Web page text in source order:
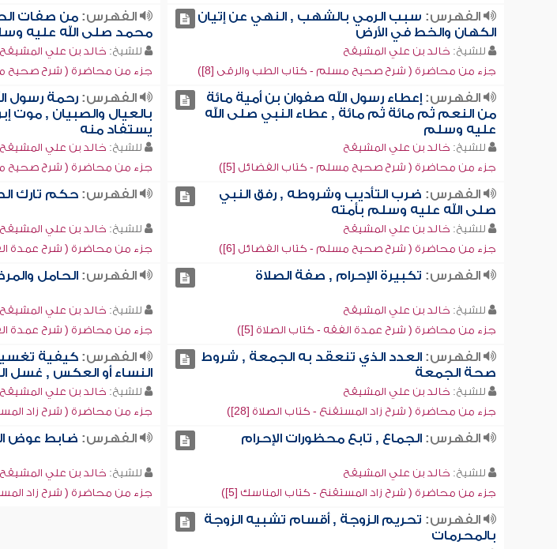
الفهرس: سبب الرمي بالشهب , النهي عن إتيان
الكهان والخط في الأرض
للشيخ: خالد بن علي المشيقح
جزء من محاضرة ( شرح صحيح مسلم - كتاب الطب والرقى [8])
الفهرس: من صفات
محمد صلى الله عليه
للشيخ: خالد بن علي المشيقح
جزء من محاضرة ( شرح صحيح
الفهرس:إعطاء رسول الله صفوان بن أمية مائة
من النعم ثم مائة ثم مائة , عطاء النبي صلى الله
عليه وسلم
للشيخ: خالد بن علي المشيقح
جزء من محاضرة ( شرح صحيح مسلم - كتاب الفضائل [5])
الفهرس: رحمة رسول
بالعيال والصبيان , موت
يستفاد منه
للشيخ: خالد بن علي المشيقح
جزء من محاضرة ( شرح صحيح
الفهرس: ضرب التأديب وشروطه , رفق النبي
صلى الله عليه وسلم بأمته
للشيخ: خالد بن علي المشيقح
جزء من محاضرة ( شرح صحيح مسلم - كتاب الفضائل [6])
الفهرس: حكم تارك
للشيخ: خالد بن علي المشيقح
جزء من محاضرة ( شرح عمدة
الفهرس: تكبيرة الإحرام , صفة الصلاة
للشيخ: خالد بن علي المشيقح
جزء من محاضرة ( شرح عمدة الفقه - كتاب الصلاة [5])
الفهرس: الحامل
للشيخ: خالد بن علي المشيقح
جزء من محاضرة ( شرح عمدة
الفهرس:العدد الذي تنعقد به الجمعة , شروط
صحة الجمعة
للشيخ: خالد بن علي المشيقح
جزء من محاضرة ( شرح زاد المستقنع - كتاب الصلاة [28])
الفهرس: كيفية
النساء أو العكس , غسل
للشيخ: خالد بن علي المشيقح
جزء من محاضرة ( شرح زاد
الفهرس:الجماع , تابع محظورات الإحرام
للشيخ: خالد بن علي المشيقح
جزء من محاضرة ( شرح زاد المستقنع - كتاب المناسك [5])
الفهرس: ضابط عوض
للشيخ: خالد بن علي المشيقح
جزء من محاضرة ( شرح زاد
الفهرس: تحريم الزوجة , أقسام تشبيه الزوجة
بالمحرمات